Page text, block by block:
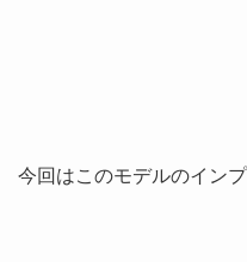
回はこのモデルのイン